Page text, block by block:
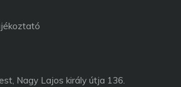
Nagy Lajos király útja 136.